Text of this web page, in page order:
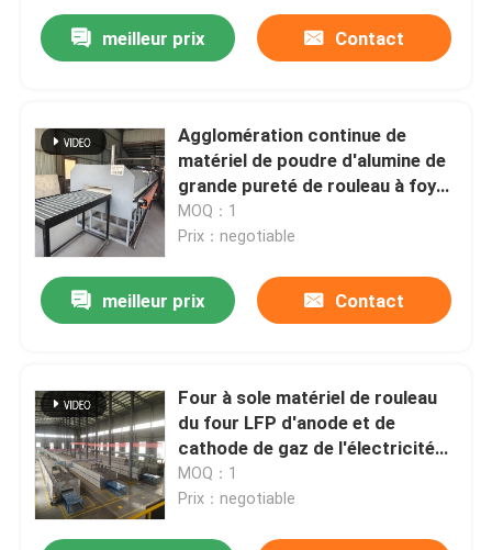
meilleur prix Contact
Agglomération continue de
matériel de poudre d'alumine de
grande pureté de rouleau à foyer
de traitement thermique à
hautes températures de four
MOQ：1
Prix：negotiable
meilleur prix Contact
Four à sole matériel de rouleau
du four LFP d'anode et de
cathode de gaz de l'électricité
de lithium de fer de cathode
matérielle de phosphate
MOQ：1
Prix：negotiable